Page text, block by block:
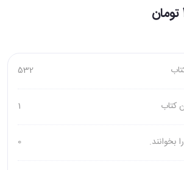
532
کتاب 1
بخوانند. 0